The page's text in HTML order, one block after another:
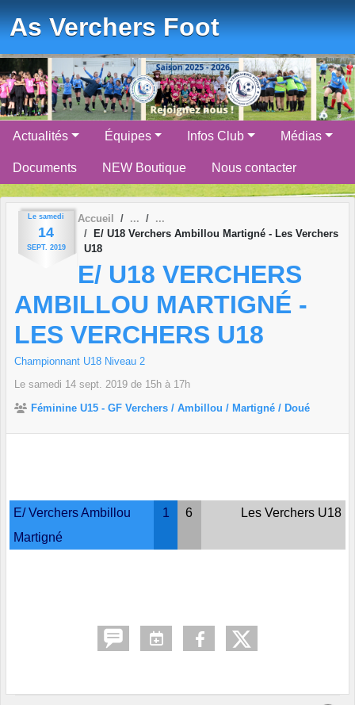
As Verchers Foot
Actualités Équipes Infos Club Médias
Documents NEW Boutique Nous contacter
Le samedi
14
SEPT. 2019
Accueil
E/ U18 Verchers Ambillou Martigné - Les Verchers
U18
E/ U18 VERCHERS
AMBILLOU MARTIGNÉ -
LES VERCHERS U18
Championnant U18 Niveau 2
Le samedi 14 sept. 2019 de 15h à 17h
Féminine U15 - GF Verchers / Ambillou / Martigné / Doué
E/ Verchers Ambillou
Martigné
1 6 Les Verchers U18